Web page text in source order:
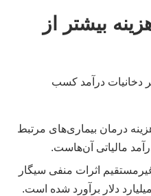
بیشتر از
دخانیات درآمد کسب
درمان بیماری‌های مرتبط
اثرات منفی سیگار